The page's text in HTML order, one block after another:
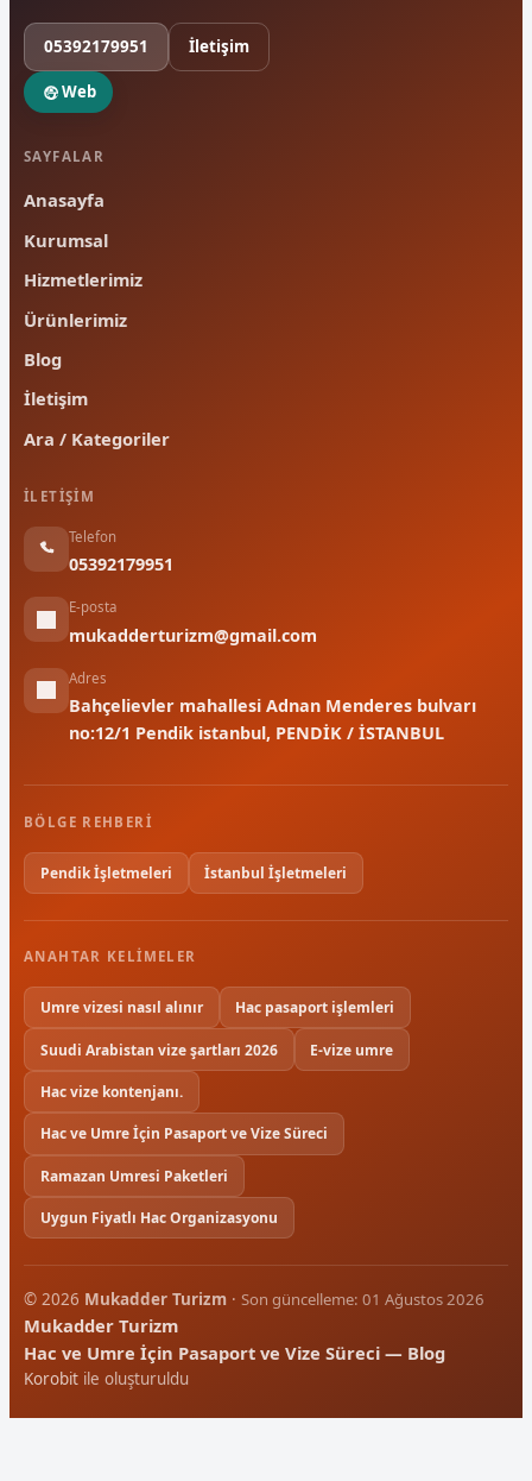
05392179951 İletişim
Web
SAYFALAR
Anasayfa
Kurumsal
Hizmetlerimiz
Ürünlerimiz
Blog
İletişim
Ara / Kategoriler
İLETIŞIM
Telefon
05392179951
E-posta
mukadderturizm@gmail.com
Adres
Bahçelievler mahallesi Adnan Menderes bulvarı
no:12/1 Pendik istanbul, PENDİK / İSTANBUL
BÖLGE REHBERI
Pendik İşletmeleri İstanbul İşletmeleri
ANAHTAR KELIMELER
Umre vizesi nasıl alınır Hac pasaport işlemleri
Suudi Arabistan vize şartları 2026 E-vize umre
Hac vize kontenjanı.
Hac ve Umre İçin Pasaport ve Vize Süreci
Ramazan Umresi Paketleri
Uygun Fiyatlı Hac Organizasyonu
© 2026 Mukadder Turizm · Son güncelleme: 01 Ağustos 2026
Mukadder Turizm
Hac ve Umre İçin Pasaport ve Vize Süreci — Blog
Korobit ile oluşturuldu